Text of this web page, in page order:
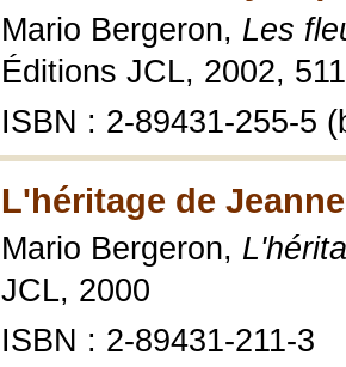
Mario Bergeron, Les
Éditions JCL, 2002,
ISBN : 2-89431-255-5
L'héritage de
Mario Bergeron,
JCL, 2000
ISBN : 2-89431-211-3